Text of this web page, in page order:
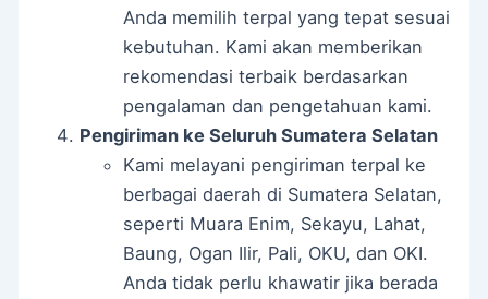
Anda memilih terpal yang tepat sesuai
kebutuhan. Kami akan memberikan
rekomendasi terbaik berdasarkan
pengalaman dan pengetahuan kami.
Pengiriman ke Seluruh Sumatera Selatan
Kami melayani pengiriman terpal ke
berbagai daerah di Sumatera Selatan,
seperti Muara Enim, Sekayu, Lahat,
Baung, Ogan Ilir, Pali, OKU, dan OKI.
Anda tidak perlu khawatir jika berada